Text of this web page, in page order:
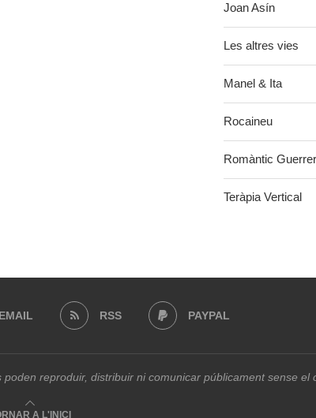
Joan Asín
Les altres vies
Manel & Ita
Rocaineu
Romàntic Guerrer
Teràpia Vertical
EMAIL RSS PAYPAL
reproduir, distribuir ni comunicar públicament sense el
A L'INICI